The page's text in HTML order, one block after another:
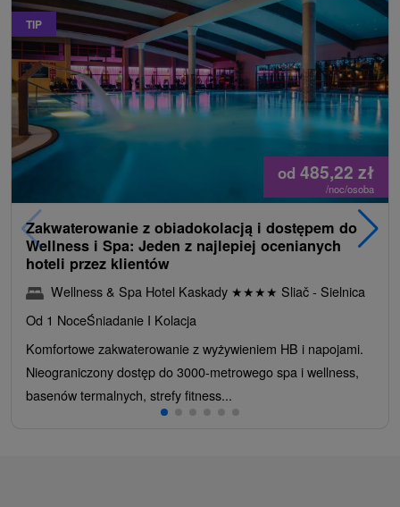
TIP
od 485,22 zł
/noc/osoba
Zakwaterowanie z obiadokolacją i dostępem do
Wellness i Spa: Jeden z najlepiej ocenianych
hoteli przez klientów
Wellness & Spa Hotel Kaskady ★★★★ Sliač - Sielnica
Od 1 NoceŚniadanie I Kolacja
Komfortowe zakwaterowanie z wyżywieniem HB i napojami.
Nieograniczony dostęp do 3000-metrowego spa i wellness,
basenów termalnych, strefy fitness...